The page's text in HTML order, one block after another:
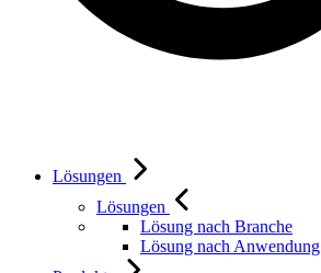
Lösungen
Lösungen
Lösung nach Branche
Lösung nach Anwendung